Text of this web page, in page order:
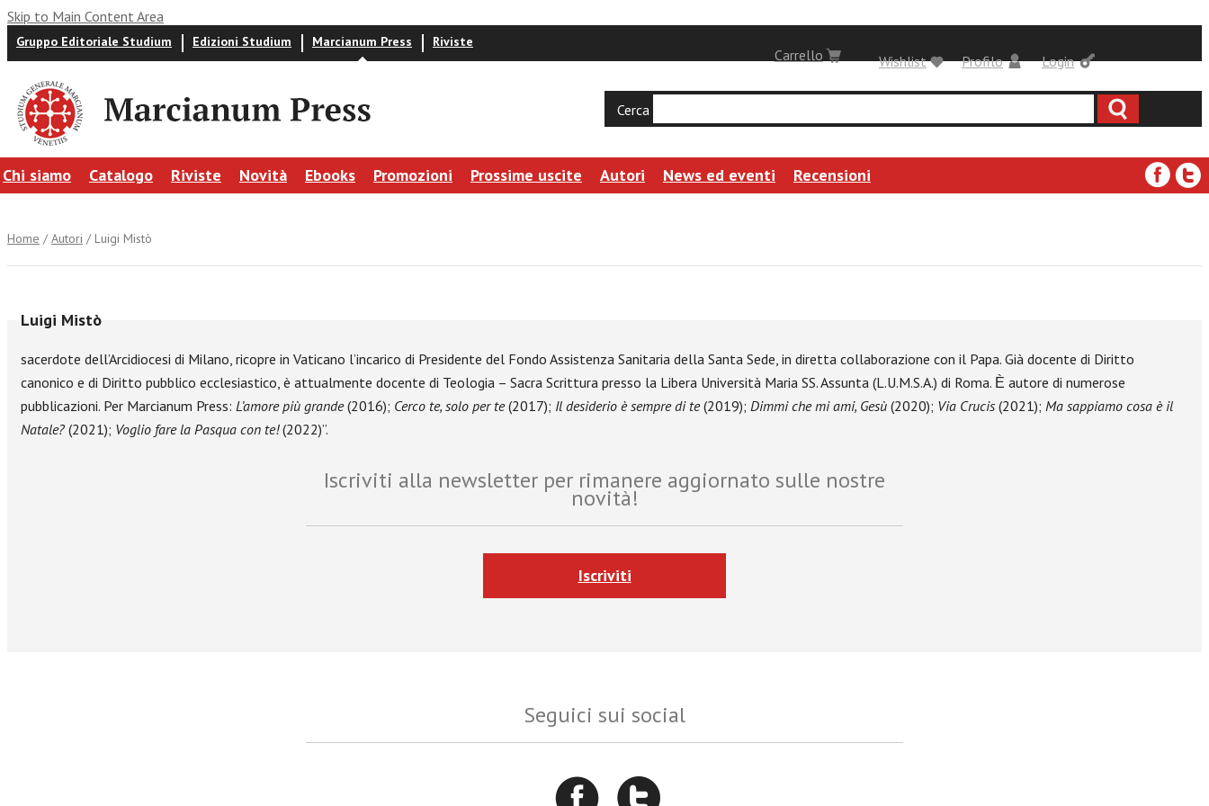
Skip to Main Content Area
Gruppo Editoriale Studium Edizioni Studium Marcianum Press Riviste
Login
Carrello Profilo
Wishlist
Cerca
Chi siamo Catalogo Riviste Novità Ebooks Promozioni Prossime uscite Autori News ed eventi Recensioni
Home /Autori / Luigi Mistò
Luigi Mistò
sacerdote dell’Arcidiocesi di Milano, ricopre in Vaticano l’incarico di Presidente del Fondo Assistenza Sanitaria della Santa Sede, in diretta collaborazione con il Papa. Già docente di Diritto
canonico e di Diritto pubblico ecclesiastico, è attualmente docente di Teologia – Sacra Scrittura presso la Libera Università Maria SS. Assunta (L.U.M.S.A.) di Roma. Ѐ autore di numerose
pubblicazioni. Per Marcianum Press: L’amore più grande(2016); Cerco te, solo per te(2017); Il desiderio è sempre di te(2019); Dimmi che mi ami, Gesù (2020); Via Crucis (2021); Ma sappiamo cosa è il
Natale? (2021); Voglio fare la Pasqua con te!(2022)”.
Iscriviti alla newsletter per rimanere aggiornato sulle nostre
novità!
Iscriviti
Seguici sui social